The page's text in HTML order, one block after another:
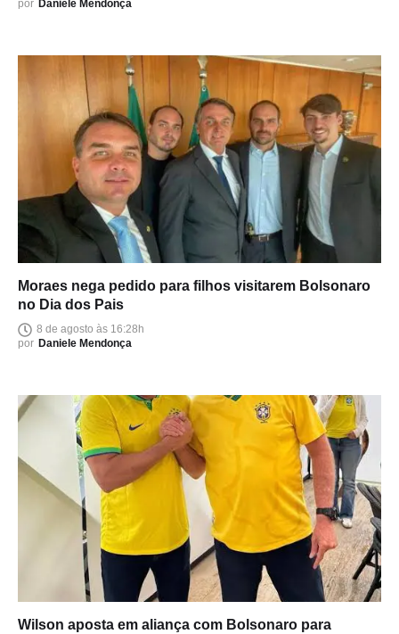
por Daniele Mendonça
Moraes nega pedido para filhos visitarem Bolsonaro
no Dia dos Pais
8 de agosto às 16:28h
por Daniele Mendonça
Wilson aposta em aliança com Bolsonaro para